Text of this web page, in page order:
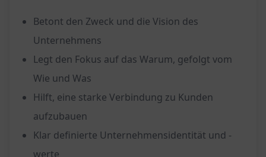
Betont den Zweck und die Vision des
Unternehmens
Legt den Fokus auf das Warum, gefolgt vom
Wie und Was
Hilft, eine starke Verbindung zu Kunden
aufzubauen
Klar definierte Unternehmensidentität und -
werte